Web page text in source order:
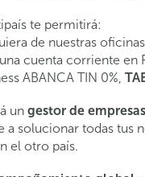
te permitirá:
de nuestras
cuenta corriente en
ABANCA TIN 0%,
un gestor de
a solucionar todas tus
el otro país.